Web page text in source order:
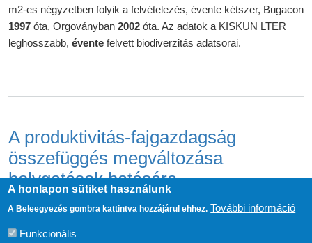
m2-es négyzetben folyik a felvételezés, évente kétszer, Bugacon
1997 óta, Orgoványban 2002 óta. Az adatok a KISKUN LTER
leghosszabb, évente felvett biodiverzitás adatsorai.
A produktivitás-fajgazdagság
összefüggés megváltozása
bolygatások hatására
Tovább(A produktivitás-fajgazdagság összefüggés megváltozása
A honlapon sütiket használunk
A Beleegyezés gombra kattintva hozzájárul ehhez. További információ
Funkcionális